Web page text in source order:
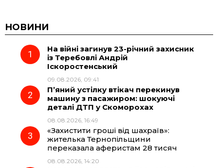
c
e
o
k
e
r
a
m
t
A
p
НОВИНИ
На війні загинув 23-річний захисник
із Теребовлі Андрій
Іскоростенський
09.08.2026, 09:41
П’яний устілку втікач перекинув
машину з пасажиром: шокуючі
деталі ДТП у Скоморохах
08.08.2026, 16:49
«Захистити гроші від шахраїв»:
жителька Тернопільщини
переказала аферистам 28 тисяч
08.08.2026, 14:20